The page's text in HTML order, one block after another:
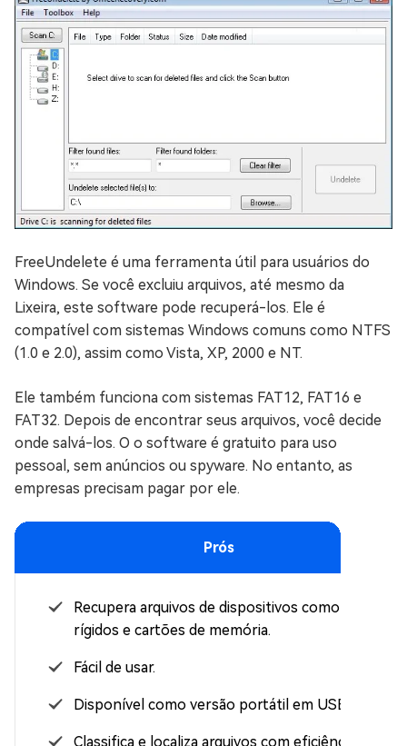
FreeUndelete é uma ferramenta útil para usuários do
Windows. Se você excluiu arquivos, até mesmo da
Lixeira, este software pode recuperá-los. Ele é
compatível com sistemas Windows comuns como NTFS
(1.0 e 2.0), assim como Vista, XP, 2000 e NT.
Ele também funciona com sistemas FAT12, FAT16 e
FAT32. Depois de encontrar seus arquivos, você decide
onde salvá-los. O o software é gratuito para uso
pessoal, sem anúncios ou spyware. No entanto, as
empresas precisam pagar por ele.
Prós
Recupera arquivos de dispositivos como discos
rígidos e cartões de memória.
Fácil de usar.
Disponível como versão portátil em USB.
Classifica e localiza arquivos com eficiência.